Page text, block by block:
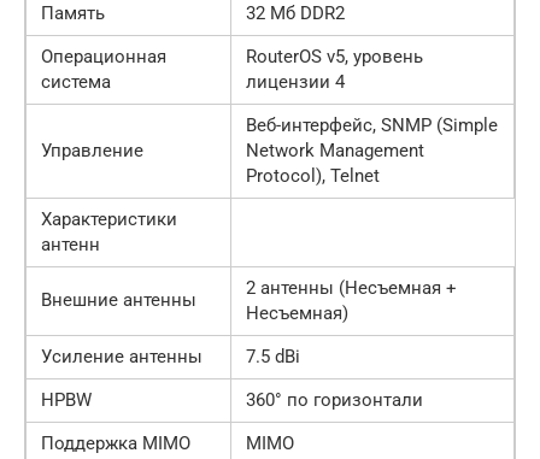
Память
32 Мб DDR2
Операционная
система
RouterOS v5, уровень
лицензии 4
Управление
Веб-интерфейс, SNMP (Simple
Network Management
Protocol), Telnet
Характеристики
антенн
Внешние антенны
2 антенны (Несъемная +
Несъемная)
Усиление антенны
7.5 dBi
HPBW
360° по горизонтали
Поддержка MIMO
MIMO